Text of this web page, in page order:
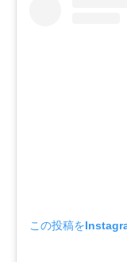
この投稿を